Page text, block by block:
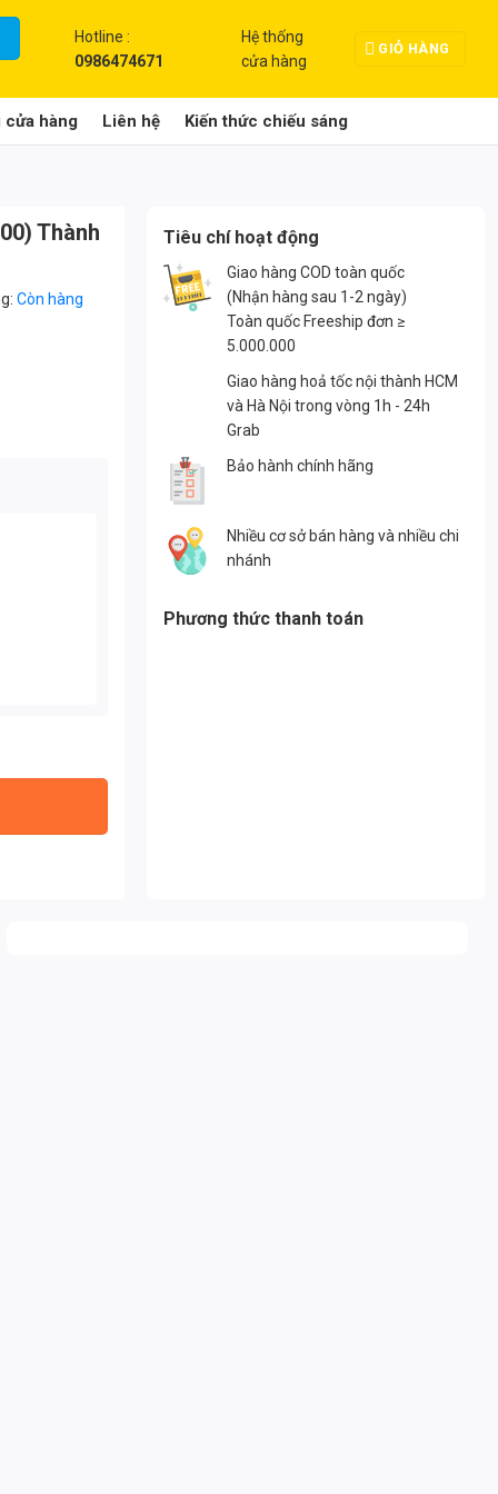
Hotline :
0986474671
Hệ thống
cửa hàng
GIỎ HÀNG
cửa hàng Liên hệ Kiến thức chiếu sáng
Thành
Còn hàng
Tiêu chí hoạt động
Giao hàng COD toàn quốc
(Nhận hàng sau 1-2 ngày)
Toàn quốc Freeship đơn ≥
5.000.000
Giao hàng hoả tốc nội thành HCM
và Hà Nội trong vòng 1h - 24h
Grab
Bảo hành chính hãng
Nhiều cơ sở bán hàng và nhiều chi
nhánh
Phương thức thanh toán